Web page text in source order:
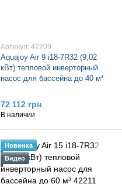
Артикул: 42209
Aquajoy Air 9 i18-7R32 (9,02
кВт) тепловой инверторный
насос для бассейна до 40 м³
72 112 грн
В наличии
Новинка
Видео